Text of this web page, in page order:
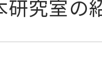
研究室の